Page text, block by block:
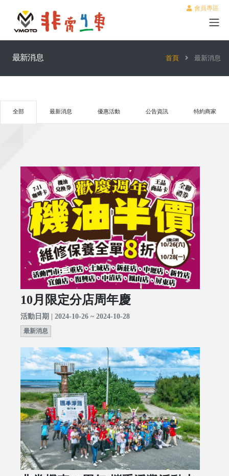
會員專區
最新消息 首頁 最新消息
全部 最新消息 優惠活動 公告資訊 特約商家
10月限定分店周年慶
活動日期 | 2024-10-26 ~ 2024-10-28
最新消息